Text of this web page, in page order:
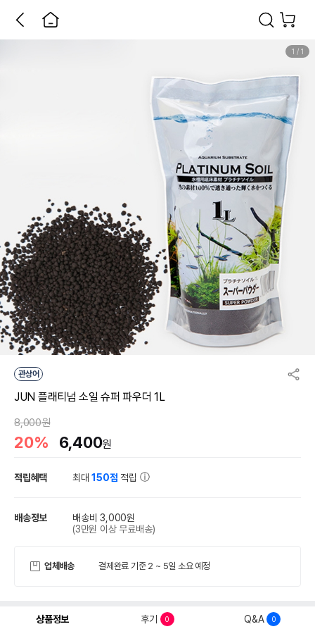
1 / 1
관상어
JUN 플래티넘 소일 슈퍼 파우더 1L
8,000원
20% 6,400원
적립혜택 최대150점 적립
배송정보
배송비 3,000원
(3만원 이상 무료배송)
업체배송 결제완료 기준 2 ~ 5일 소요 예정
상품정보 후기 0 Q&A 0